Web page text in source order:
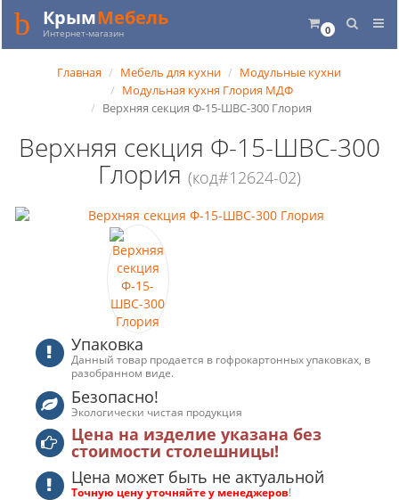
0
КрымМебель
Интернет-магазин
Главная Мебель для кухни
Модульные кухни
Модульная кухня Глория МДФ
Верхняя секция Ф-15-ШВС-300 Глория
Верхняя секция Ф-15-ШВС-300
Глория (код#12624-02)
Упаковка
Данный товар продается в гофрокартонных упаковках, в
разобранном виде.
Безопасно!
Экологически чистая продукция
Цена на изделие указана без
стоимости столешницы!
Цена может быть не актуальной
Точную цену уточняйте у менеджеров!